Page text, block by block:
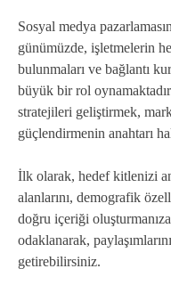
Sosyal medya
günümüzde, işletmelerin
bulunmaları ve bağlantı
büyük bir rol
stratejileri geliştirmek,
güçlendirmenin anahtarı
İlk olarak, hedef kitlenizi
alanlarını, demografik
doğru içeriği
odaklanarak,
getirebilirsiniz.